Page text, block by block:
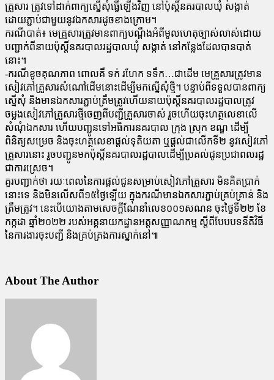
គ្រួសារ ត្រូវទៅដាក់ពាក្យស្នើសុំធ្វើឡើងវិញ នៅប៉ុស្តិ៍នគរបាលឃុំ សង្កាត់
ដោយភ្ជាប់ជាមួយនូវឯកសារដូចខាងក្រោម។
ករណីបាត់៖ មេគ្រួសារត្រូវមានពាក្យបណ្តឹងអំពីមូលហេតុច្បាស់លាស់ដោយ
បញ្ជាក់ពីនាយប៉ុស្តិ៍នគរបាលរដ្ឋបាលឃុំ សង្កាត់ នៅកន្លែងដែលបានបាត់
នោះ។
-ករណីខូចគុណភាព ពោលគឺ ទក់ រហែក ទទឹក…ជាដើម មេគ្រួសារត្រូវមាន
សៀវភៅគ្រួសារសំណៅដើមនោះដើម្បីមកស្នើសុំថ្មី។ បន្ទាប់ពីទទួលបានពាក្យ
ស្នើសុំ និងមានឯកសារភ្ជាប់ត្រឹមត្រូវហើយនាយប៉ុស្តិ៍នគរបាលរដ្ឋបាលត្រូវ
ចម្លងសៀវភៅគ្រួសារថ្មីចេញពីបញ្ជីគ្រួសារចាស់ រួចហើយចុះហត្ថលេខាលើ
សំណុំឯកសារ ហើយបញ្ជូនទៅអធិការនគរបាល ក្រុង ស្រុក ខណ្ឌ ដើម្បី
ពិនិត្យសម្រេច និងចុះហត្ថលេខាផ្តល់ទុតិយតា ឬផ្ដល់ជាលើកទី២ នូវសៀវភៅ
គ្រួសារនោះ រួចបញ្ជូនមកប៉ុស្តិ៍នគរបាលរដ្ឋបាលដើម្បីប្រគល់ជូនប្រជាពលរដ្ឋ
ជាការស្រេច។
គួរបញ្ជាក់ថា រយៈពេលនៃការផ្តល់ជូនសម្រាប់សៀវភៅគ្រួសារ មិនគិតប្រាក់
នោះទេ និងមិនលើសពី១៥ថ្ងៃឡើយ ក្នុងករណីមានឯកសារភ្ជាប់គ្រប់គ្រាន់ និង
ត្រឹមត្រូវ។ នេះបើយោងតាមសេចក្តីណែនាំលេខ០០១សណន ចុះថ្ងៃទី២២ ខែ
កក្កដា ឆ្នាំ២០២២ របស់អគ្គនាយកដ្ឋានអត្តសញ្ញាណកម្ម ស្តីពីបែបបទនីតិវិធី
នៃការងារចុះបញ្ជី និងគ្រប់គ្រងការស្នាក់នៅ៕
About The Author